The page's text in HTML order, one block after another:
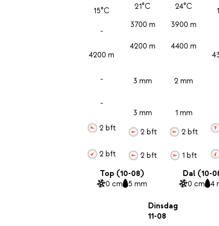
15°C
-
4200 m
-
-
2 bft
2 bft
21°C
3700 m
4200 m
3 mm
3 mm
2 bft
2 bft
24°C
3900 m
4400 m
2 mm
1 mm
2 bft
1 bft
Top (10-08)
0 cm 5 mm
Dal (10-
0 cm 4
Dinsdag
11-08